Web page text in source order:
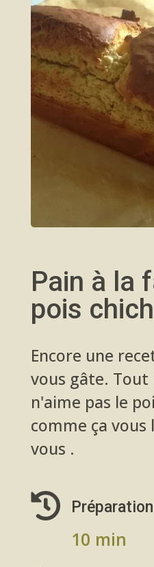
Pain à la
pois
Encore une
vous gâte. Tout
n'aime pas le
comme ça
vous .
 Préparation
10 min